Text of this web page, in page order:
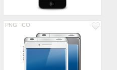
PNG ICO